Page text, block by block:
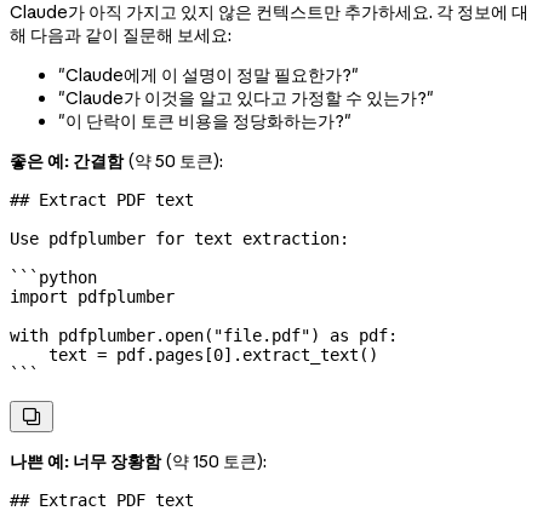
Claude가 아직 가지고 있지 않은 컨텍스트만 추가하세요. 각 정보에 대
해 다음과 같이 질문해 보세요:
"Claude에게 이 설명이 정말 필요한가?"
"Claude가 이것을 알고 있다고 가정할 수 있는가?"
"이 단락이 토큰 비용을 정당화하는가?"
좋은 예: 간결함(약 50 토큰):
## Extract PDF text
Use pdfplumber for text extraction:
```python
import pdfplumber
with pdfplumber.open( "file.pdf") as pdf:
    text
= pdf.pages[0].extract_text()
```

나쁜 예: 너무 장황함(약 150 토큰):
## Extract PDF text